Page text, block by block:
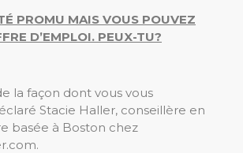
PROMU MAIS VOUS POUVEZ
D’EMPLOI. PEUX-TU?
la façon dont vous vous
Stacie Haller, conseillère en
basée à Boston chez